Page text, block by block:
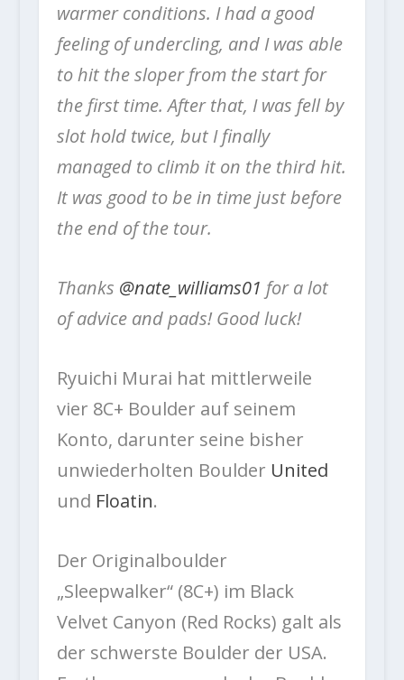
warmer conditions. I had a good
feeling of undercling, and I was able
to hit the sloper from the start for
the first time. After that, I was fell by
slot hold twice, but I finally
managed to climb it on the third hit.
It was good to be in time just before
the end of the tour.
Thanks @nate_williams01 for a lot
of advice and pads! Good luck!
Ryuichi Murai hat mittlerweile
vier 8C+ Boulder auf seinem
Konto, darunter seine bisher
unwiederholten Boulder United
und Floatin.
Der Originalboulder
„Sleepwalker“ (8C+) im Black
Velvet Canyon (Red Rocks) galt als
der schwerste Boulder der USA.